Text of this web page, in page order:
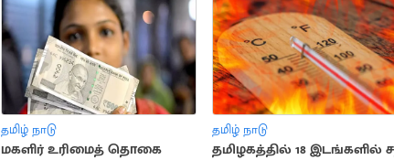
தமிழ் நாடு
மகளிர் உரிமைத் தொகை
தமிழ் நாடு
தமிழகத்தில் 18 இடங்களில்